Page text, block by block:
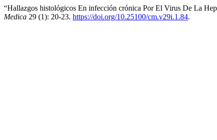
“Hallazgos histológicos En infección crónica Por El Virus De La
Medica 29 (1): 20-23. https://doi.org/10.25100/cm.v29i.1.84.